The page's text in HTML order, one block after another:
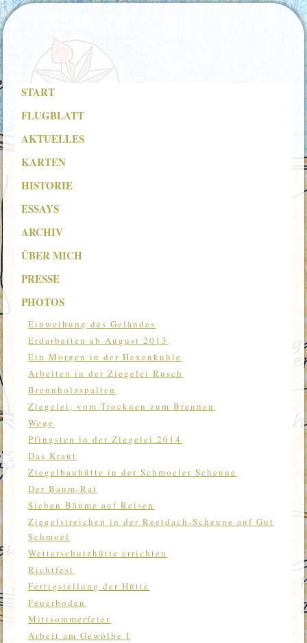
START
FLUGBLATT
AKTUELLES
KARTEN
HISTORIE
ESSAYS
ARCHIV
ÜBER MICH
PRESSE
PHOTOS
Einweihung des Geländes
Erdarbeiten ab August 2013
Ein Morgen in der Hexenkuhle
Arbeiten in der Ziegelei Rusch
Brennholzspalten
Ziegelei, vom Trocknen zum Brennen
Wege
Pfingsten in der Ziegelei 2014
Das Kraut
Ziegelbauhütte in der Schmoeler Scheune
Der Baum-Rat
Sieben Bäume auf Reisen
Ziegelstreichen in der Reetdach-Scheune auf Gut
Schmoel
Wetterschutzhütte errichten
Richtfest
Fertigstellung der Hütte
Feuerboden
Mittsommerfeier
Arbeit am Gewölbe I